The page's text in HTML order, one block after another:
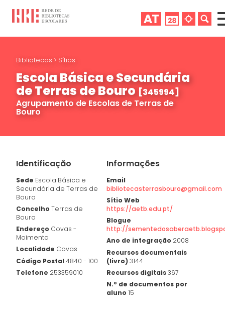
Bibliotecas > Sítios
Escola Básica e Secundária
de Terras de Bouro [345994]
Agrupamento de Escolas de Terras de
Bouro
Identificação
Sede Escola Básica e
Secundária de Terras de
Bouro
Concelho Terras de
Bouro
Endereço Covas -
Moimenta
Localidade Covas
Código Postal4840 - 100
Telefone 253359010
Informações
Email
bibliotecasterrasbouro@gmail.com
Sítio Web
https://aetb.edu.pt/
Blogue
http://
Ano de integração 2008
Recursos documentais
(livro) 3144
Recursos digitais367
N.º de documentos por
aluno 15